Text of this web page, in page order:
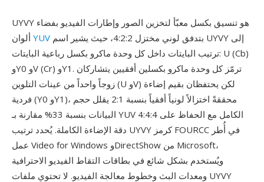
UYVY هو تنسيق بكسل معبّأ لتخزين الصور وإطارات الفيديو بفضاء
YUV
ترتيب البايتات داخل كل وحدة ماكرو بكسل رباعية البايتات: U (Cb)
وY0 وV (Cr) وY1. ترمّز كل وحدة ماكرو بكسلين أفقيين يتشاركان
زوجاً واحداً من عينات التلوين (U وV) لكن يحتفظان بقيم إضاءة
فردية (Y0 وY1)، محققةً اختزالاً لونياً أفقياً بنسبة 2:1 يقلل حجم
البيانات بنسبة 33% مقارنة بـ YUV 4:4:4 الكامل مع الحفاظ على
دقة الإضاءة الكاملة. يُحدد ترتيب UYVY كرمز FOURCC في أُطر
عمل Video for Windows وDirectShow من Microsoft،
ويُستخدم بشكل شائع في بطاقات التقاط الفيديو الاحترافية
ومعدات البث وخطوط معالجة الفيديو. لا تحتوي ملفات UYVY